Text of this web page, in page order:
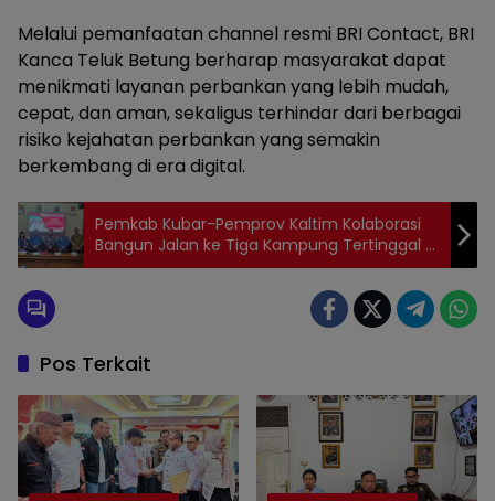
Melalui pemanfaatan channel resmi BRI Contact, BRI
Kanca Teluk Betung berharap masyarakat dapat
menikmati layanan perbankan yang lebih mudah,
cepat, dan aman, sekaligus terhindar dari berbagai
risiko kejahatan perbankan yang semakin
berkembang di era digital.
Pemkab Kubar-Pemprov Kaltim Kolaborasi
Bangun Jalan ke Tiga Kampung Tertinggal di
Bongan
Pos Terkait